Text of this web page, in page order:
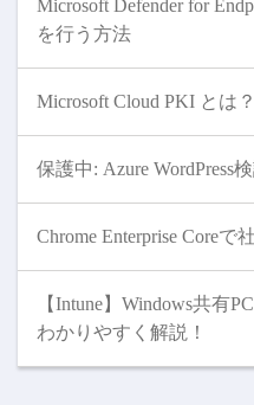
Microsoft Defender for
を行う方法
Microsoft Cloud PKI とは？
保護中: Azure WordPress
Chrome Enterprise Core
【Intune】Windows共有
わかりやすく解説！